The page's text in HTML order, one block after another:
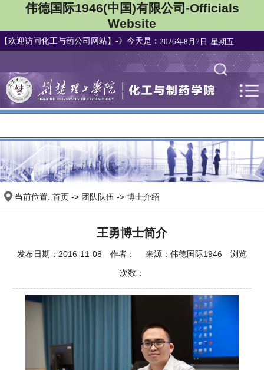
伟德国际1946(中国)有限公司-Officials
Website
【欢迎访问化工与药公司网站】-》今天是： 2026年8月7日 星期五
集团首页 |
当前位置: 首页 -> 团队队伍 -> 博士介绍
王勇博士简介
发布日期：2016-11-08 作者： 来源：伟德国际1946 浏览
次数：